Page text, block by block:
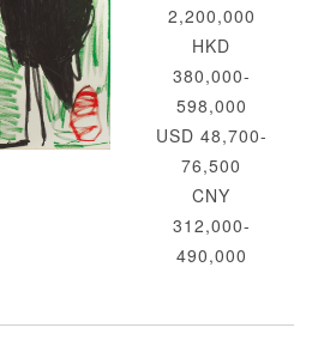
2,200,000
HKD
380,000-
598,000
USD 48,700-
76,500
CNY
312,000-
490,000